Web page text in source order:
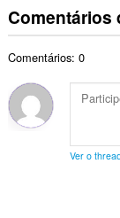
Comentários
Comentários: 0
Ver o